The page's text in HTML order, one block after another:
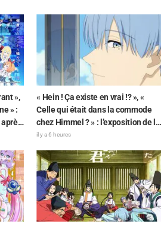
»,
» :
« Hein ! Ça existe en vrai !? », «
Celle qui était dans la commode
chez Himmel ? » : l’exposition de la
« corne du Dragon Noir » apparue
laisse les fans stupéfaits
il y a 6 heures